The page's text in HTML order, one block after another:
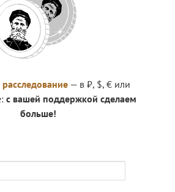
— в ₽, $, € или
с вашей поддержкой сделаем
больше!